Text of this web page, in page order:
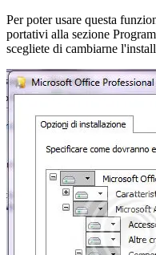
Per poter usare questa
portativi alla sezione
scegliete di cambiarne